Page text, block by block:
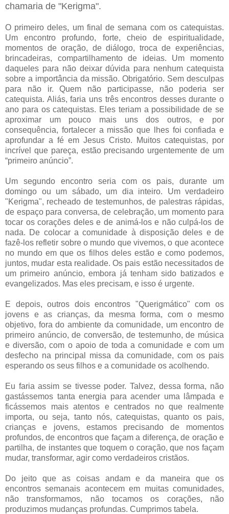
chamaria de "Kerigma".
O primeiro deles, um final de semana com os catequistas.
Um encontro profundo, forte, cheio de espiritualidade,
momentos de oração, de diálogo, troca de experiências,
brincadeiras, compartilhamento de ideias. Um momento
daqueles para não deixar dúvida para nenhum catequista
sobre a importância da missão. Obrigatório. Sem desculpas
para não ir. Quem não participasse, não poderia ser
catequista. Aliás, faria uns três encontros desses durante o
ano para os catequistas. Eles teriam a possibilidade de se
aproximar um pouco mais uns dos outros, e por
consequência, fortalecer a missão que lhes foi confiada e
aprofundar a fé em Jesus Cristo. Muitos catequistas, por
incrível que pareça, estão precisando urgentemente de um
“primeiro anúncio”.
Um segundo encontro seria com os pais, durante um
domingo ou um sábado, um dia inteiro. Um verdadeiro
"Kerigma", recheado de testemunhos, de palestras rápidas,
de espaço para conversa, de celebração, um momento para
tocar os corações deles e de animá-los e não culpá-los de
nada. De colocar a comunidade à disposição deles e de
fazê-los refletir sobre o mundo que vivemos, o que acontece
no mundo em que os filhos deles estão e como podemos,
juntos, mudar esta realidade. Os pais estão necessitados de
um primeiro anúncio, embora já tenham sido batizados e
evangelizados. Mas eles precisam, e isso é urgente.
E depois, outros dois encontros "Querigmático" com os
jovens e as crianças, da mesma forma, com o mesmo
objetivo, fora do ambiente da comunidade, um encontro de
primeiro anúncio, de conversão, de testemunho, de música
e diversão, com o apoio de toda a comunidade e com um
desfecho na principal missa da comunidade, com os pais
esperando os seus filhos e a comunidade os acolhendo.
Eu faria assim se tivesse poder. Talvez, dessa forma, não
gastássemos tanta energia para acender uma lâmpada e
ficássemos mais atentos e centrados no que realmente
importa, ou seja, tanto nós, catequistas, quanto os pais,
crianças e jovens, estamos precisando de momentos
profundos, de encontros que façam a diferença, de oração e
partilha, de instantes que toquem o coração, que nos façam
mudar, transformar, agir como verdadeiros cristãos.
Do jeito que as coisas andam e da maneira que os
encontros semanais acontecem em muitas comunidades,
não transformamos, não tocamos os corações, não
produzimos mudanças profundas. Cumprimos tabela.